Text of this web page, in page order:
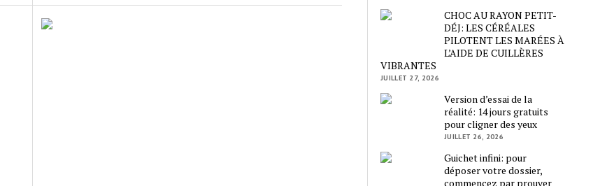
CHOC AU RAYON PETIT-
DÉJ: LES CÉRÉALES
PILOTENT LES MARÉES À
L’AIDE DE CUILLÈRES
VIBRANTES
JUILLET 27, 2026
Version d’essai de la
réalité: 14 jours gratuits
pour cligner des yeux
JUILLET 26, 2026
Guichet infini: pour
déposer votre dossier,
commencez par prouver